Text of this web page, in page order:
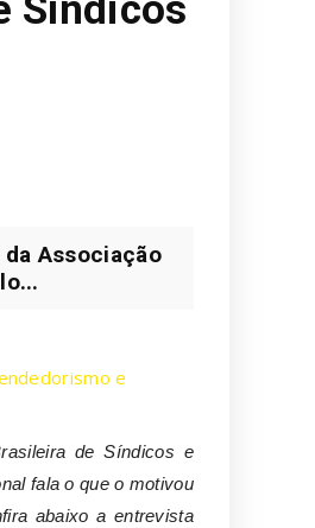
Síndicos
Associação
e
de Síndicos e
fala o que o motivou
abaixo a entrevista